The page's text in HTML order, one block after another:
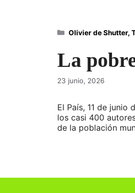
La
23 junio, 2026
El País, 11 de
los casi 400
de la población
Categorías
Olivier de Shutter,